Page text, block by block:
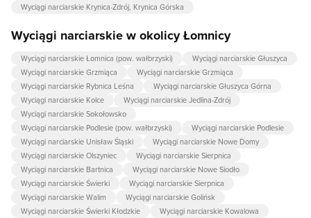
Wyciągi narciarskie Krynica-Zdrój, Krynica Górska
Wyciągi narciarskie w okolicy Łomnicy
Wyciągi narciarskie Łomnica (pow. wałbrzyski)
Wyciągi narciarskie Głuszyca
Wyciągi narciarskie Grzmiąca
Wyciągi narciarskie Grzmiąca
Wyciągi narciarskie Rybnica Leśna
Wyciągi narciarskie Głuszyca Górna
Wyciągi narciarskie Kolce
Wyciągi narciarskie Jedlina-Zdrój
Wyciągi narciarskie Sokołowsko
Wyciągi narciarskie Podlesie (pow. wałbrzyski)
Wyciągi narciarskie Podlesie
Wyciągi narciarskie Unisław Śląski
Wyciągi narciarskie Nowe Domy
Wyciągi narciarskie Olszyniec
Wyciągi narciarskie Sierpnica
Wyciągi narciarskie Bartnica
Wyciągi narciarskie Nowe Siodło
Wyciągi narciarskie Świerki
Wyciągi narciarskie Sierpnica
Wyciągi narciarskie Walim
Wyciągi narciarskie Golińsk
Wyciągi narciarskie Świerki Kłodzkie
Wyciągi narciarskie Kowalowa